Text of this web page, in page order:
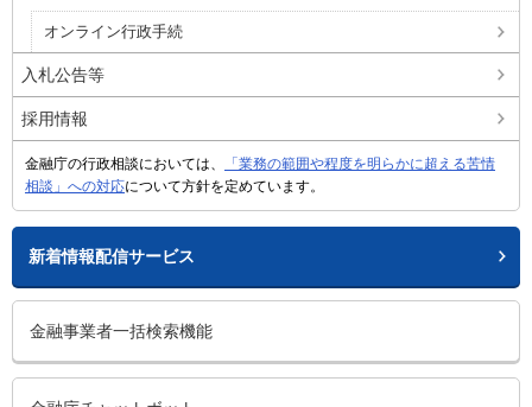
オンライン行政手続
入札公告等
採用情報
金融庁の行政相談においては、
「業務の範囲や程度を明らかに超える苦情
相談」への対応について方針を定めています。
新着情報配信サービス
金融事業者一括検索機能